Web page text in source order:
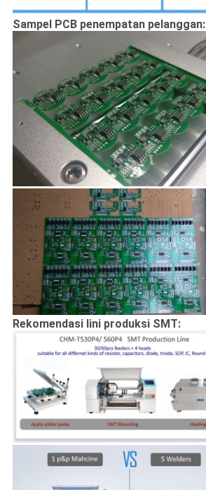
Sampel PCB penempatan pelanggan:
Rekomendasi lini produksi SMT: